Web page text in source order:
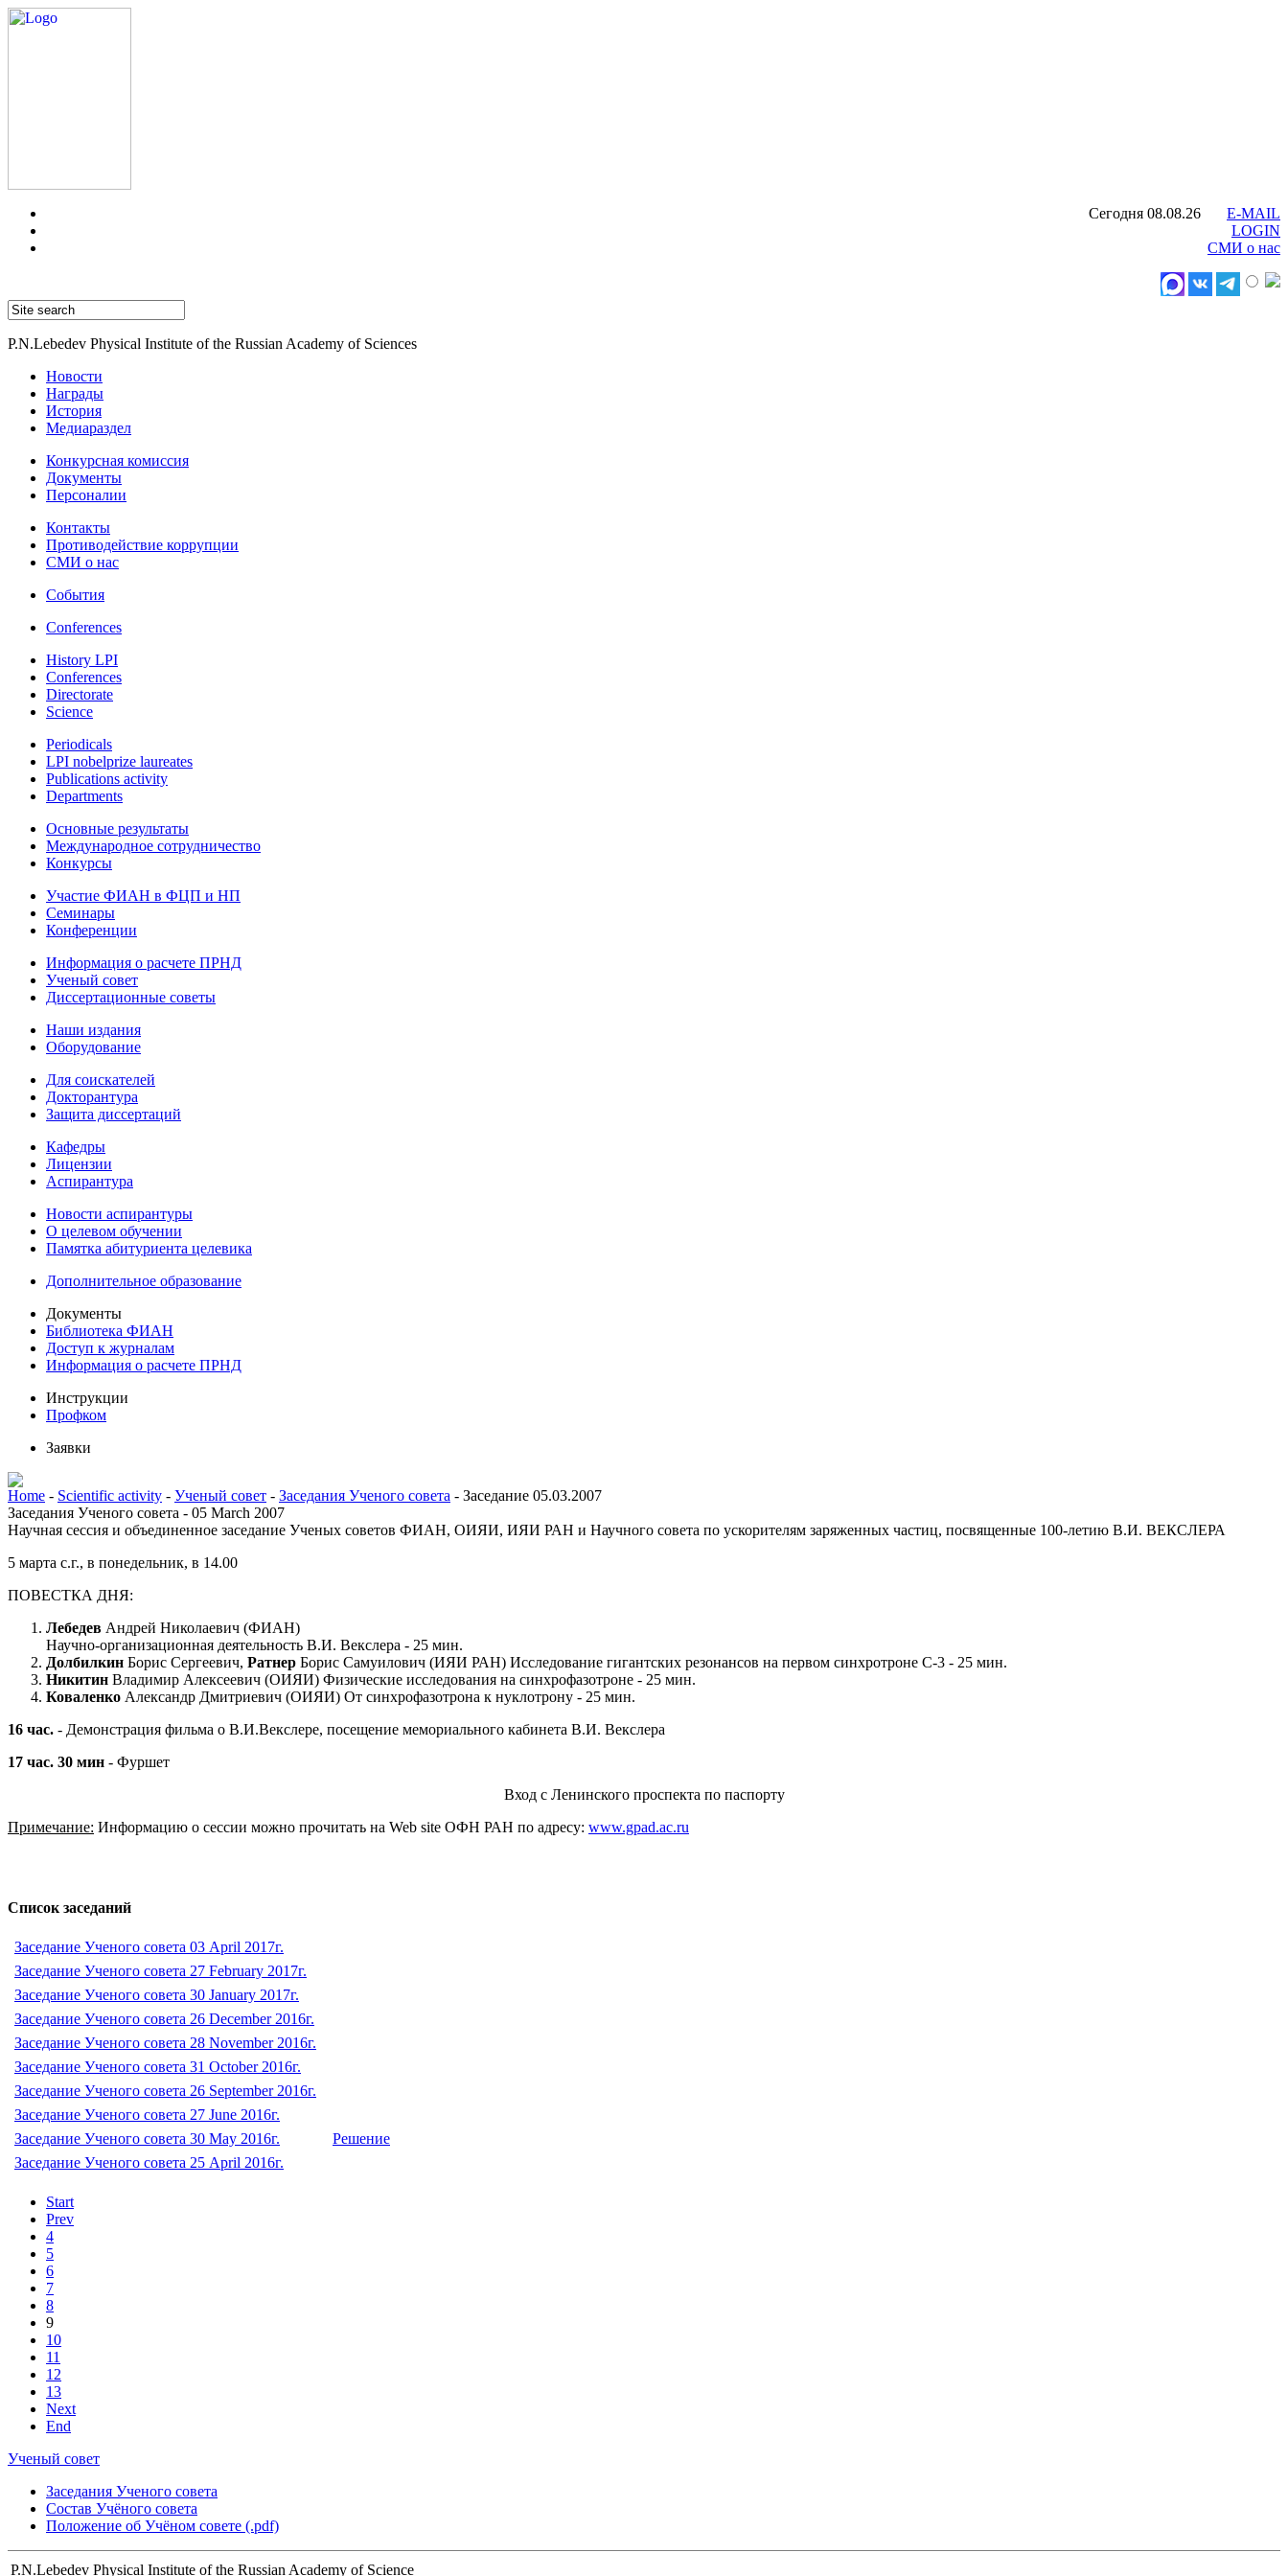
Сегодня 08.08.26
E-MAIL
LOGIN
СМИ о нас
P.N.Lebedev Physical Institute of the Russian Academy of Sciences
Новости
Награды
История
Медиараздел
Конкурсная комиссия
Документы
Персоналии
Контакты
Противодействие коррупции
СМИ о нас
События
Conferences
History LPI
Conferences
Directorate
Science
Periodicals
LPI nobelprize laureates
Publications activity
Departments
Основные результаты
Международное сотрудничество
Конкурсы
Участие ФИАН в ФЦП и НП
Семинары
Конференции
Информация о расчете ПРНД
Ученый совет
Диссертационные советы
Наши издания
Оборудование
Для соискателей
Докторантура
Защита диссертаций
Кафедры
Лицензии
Аспирантура
Новости аспирантуры
О целевом обучении
Памятка абитуриента целевика
Дополнительное образование
Документы
Библиотека ФИАН
Доступ к журналам
Информация о расчете ПРНД
Инструкции
Профком
Заявки
Home - Scientific activity - Ученый совет - Заседания Ученого совета - Заседание 05.03.2007
Заседания Ученого совета - 05 March 2007
Научная сессия и объединенное заседание Ученых советов ФИАН, ОИЯИ, ИЯИ РАН и Научного совета по ускорителям заряженных частиц, посвященные 100-летию В.И. ВЕКСЛЕРА
5 марта с.г., в понедельник, в 14.00
ПОВЕСТКА ДНЯ:
Лебедев Андрей Николаевич (ФИАН)
Научно-организационная деятельность В.И. Векслера - 25 мин.
Долбилкин Борис Сергеевич, Ратнер Борис Самуилович (ИЯИ РАН) Исследование гигантских резонансов на первом синхротроне С-3 - 25 мин.
Никитин Владимир Алексеевич (ОИЯИ) Физические исследования на синхрофазотроне - 25 мин.
Коваленко Александр Дмитриевич (ОИЯИ) От синхрофазотрона к нуклотрону - 25 мин.
16 час. - Демонстрация фильма о В.И.Векслере, посещение мемориального кабинета В.И. Векслера
17 час. 30 мин - Фуршет
Вход с Ленинского проспекта по паспорту
Примечание: Информацию о сессии можно прочитать на Web site ОФН РАН по адресу: www.gpad.ac.ru
Список заседаний
Заседание Ученого совета 03 April 2017г.
Заседание Ученого совета 27 February 2017г.
Заседание Ученого совета 30 January 2017г.
Заседание Ученого совета 26 December 2016г.
Заседание Ученого совета 28 November 2016г.
Заседание Ученого совета 31 October 2016г.
Заседание Ученого совета 26 September 2016г.
Заседание Ученого совета 27 June 2016г.
Заседание Ученого совета 30 May 2016г.
Решение
Заседание Ученого совета 25 April 2016г.
Start
Prev
4
5
6
7
8
9
10
11
12
13
Next
End
Ученый совет
Заседания Ученого совета
Состав Учёного совета
Положение об Учёном совете (.pdf)
P.N.Lebedev Physical Institute of the Russian Academy of Science